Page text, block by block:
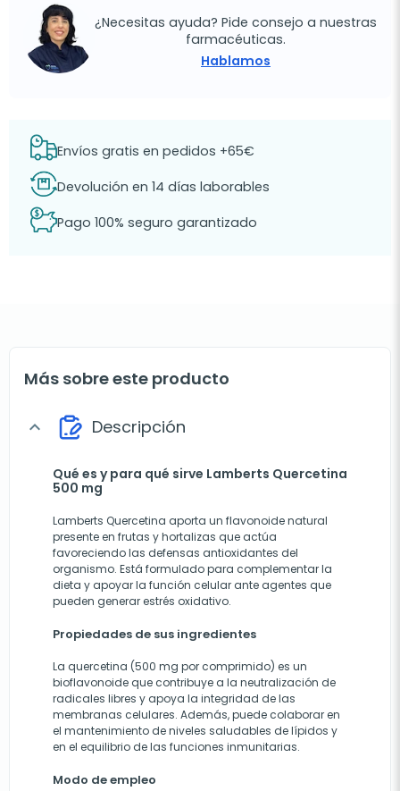
¿Necesitas ayuda? Pide consejo a nuestras
farmacéuticas.
Hablamos
Envíos gratis en pedidos +65€
Devolución en 14 días laborables
Pago 100% seguro garantizado
Más sobre este producto
expand_more Descripción
Qué es y para qué sirve Lamberts Quercetina
500 mg
Lamberts Quercetina aporta un flavonoide natural
presente en frutas y hortalizas que actúa
favoreciendo las defensas antioxidantes del
organismo. Está formulado para complementar la
dieta y apoyar la función celular ante agentes que
pueden generar estrés oxidativo.
Propiedades de sus ingredientes
La quercetina (500 mg por comprimido) es un
bioflavonoide que contribuye a la neutralización de
radicales libres y apoya la integridad de las
membranas celulares. Además, puede colaborar en
el mantenimiento de niveles saludables de lípidos y
en el equilibrio de las funciones inmunitarias.
Modo de empleo